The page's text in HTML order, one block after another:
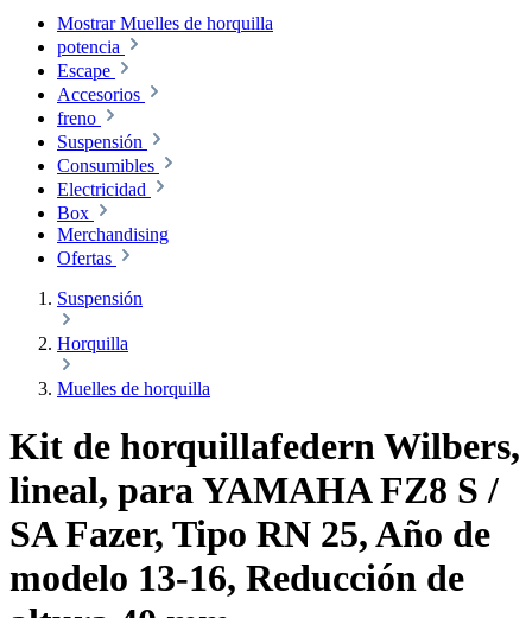
Mostrar Muelles de horquilla
potencia
Escape
Accesorios
freno
Suspensión
Consumibles
Electricidad
Box
Merchandising
Ofertas
Suspensión
Horquilla
Muelles de horquilla
Kit de horquillafedern Wilbers,
lineal, para YAMAHA FZ8 S /
SA Fazer, Tipo RN 25, Año de
modelo 13-16, Reducción de